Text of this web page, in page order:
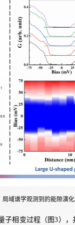
域谱学观测到的能隙演化
相变过程（图3）